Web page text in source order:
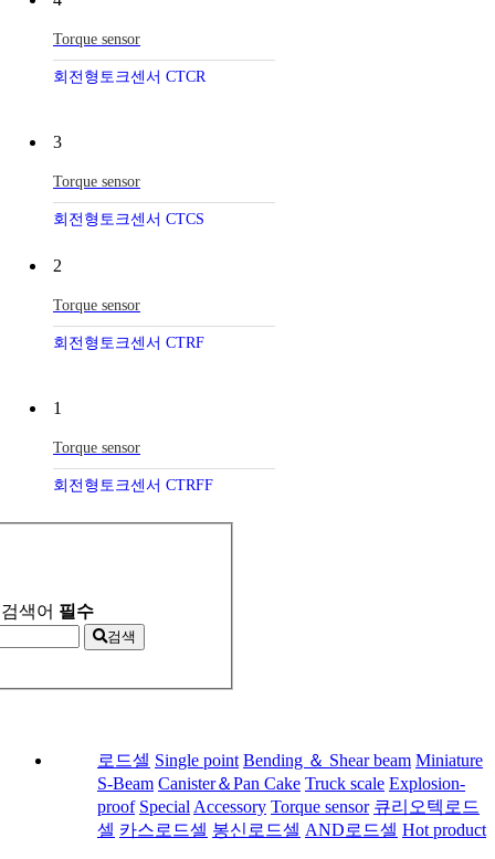
Torque sensor
회전형토크센서 CTCR
3
Torque sensor
회전형토크센서 CTCS
2
Torque sensor
회전형토크센서 CTRF
1
Torque sensor
회전형토크센서 CTRFF
검색어 필수
검색
로드셀 Single point Bending ＆ Shear beam Miniature
S-Beam Canister＆Pan Cake Truck scale Explosion-
proof Special Accessory Torque sensor 큐리오텍로드
셀 카스로드셀 봉신로드셀 AND로드셀 Hot product